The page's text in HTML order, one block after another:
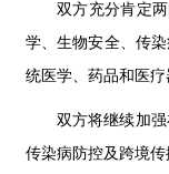
双方充分肯定
学、生物安全、传
统医学、药品和医疗
双方将继续加
传染病防控及跨境传